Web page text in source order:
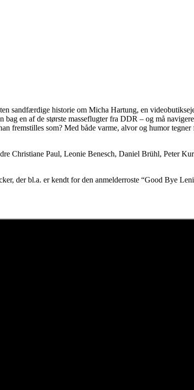
sandfærdige historie om Micha Hartung, en
en af de største masseflugter fra DDR – og må
fremstilles som? Med både varme, alvor og humor
Christiane Paul, Leonie Benesch, Daniel Brühl, Peter
der bl.a. er kendt for den anmelderroste “Good Bye